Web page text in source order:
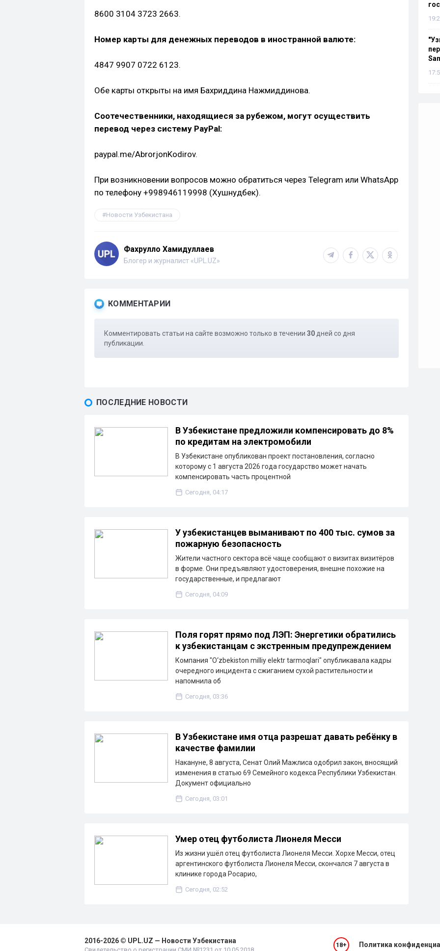
8600 3104 3723 2663.
Номер карты для денежных переводов в иностранной валюте:
4847 9907 0722 6123.
Обе карты открыты на имя Бахриддина Нажмиддинова.
Соотечественники, находящиеся за рубежом, могут осуществить
перевод через систему PayPal:
paypal.me/AbrorjonKodirov.
При возникновении вопросов можно обратиться через Telegram или WhatsApp
по телефону +998946119998 (Хушнудбек).
Новости Узбекистана
Фахрулло Хамидуллаев
Блогер и журналист «UPL.UZ»
КОММЕНТАРИИ
Комментировать статьи на сайте возможно только в течении 30 дней со дня
публикации.
ПОСЛЕДНИЕ НОВОСТИ
В Узбекистане предложили компенсировать до 8%
по кредитам на электромобили
В Узбекистане опубликован проект постановления, согласно
которому с 1 августа 2026 года государство может начать
компенсировать часть процентной
Сегодня, 04:17
У узбекистанцев выманивают по 400 тыс. сумов за
пожарную безопасность
Жители частного сектора всё чаще сообщают о визитах визитёров
в форме. Они предъявляют удостоверения, внешне похожие на
государственные, и предлагают
Сегодня, 04:09
Поля горят прямо под ЛЭП: Энергетики обратились
к узбекистанцам с экстренным предупреждением
Компания "O‘zbekiston milliy elektr tarmoqlari" опубликавала кадры
очередного инцидента с сжиганием сухой растительности и
напомнила об
Сегодня, 03:36
В Узбекистане имя отца разрешат давать ребёнку в
качестве фамилии
Накануне, 8 августа, Сенат Олий Мажлиса одобрил закон, вносящий
изменения в статью 69 Семейного кодекса Республики Узбекистан.
Документ официально
Сегодня, 03:01
Умер отец футболиста Лионеля Месси
Из жизни ушёл отец футболиста Лионеля Месси. Хорхе Месси, отец
аргентинского футболиста Лионеля Месси, скончался 7 августа в
клинике города Росарио,
Сегодня, 02:52
2016-2026 © UPL.UZ — Новости Узбекистана
18+ Политика